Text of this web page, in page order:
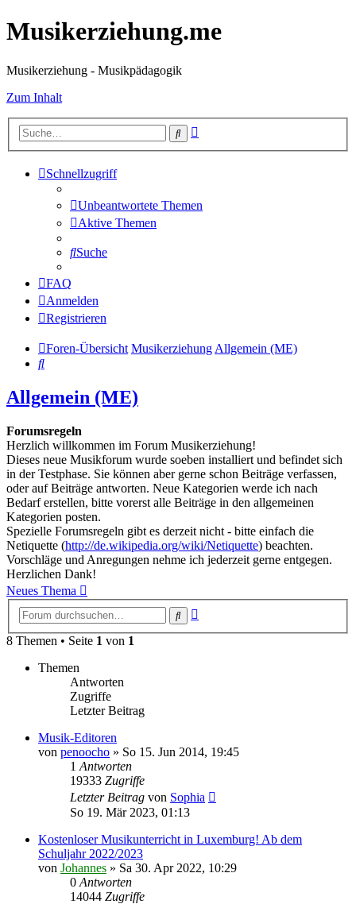
Musikerziehung.me
Musikerziehung - Musikpädagogik
Zum Inhalt
Suche
Schnellzugriff
Unbeantwortete Themen
Aktive Themen
Suche
FAQ
Anmelden
Registrieren
Foren-Übersicht MusikerziehungAllgemein (ME)
Suche
Allgemein (ME)
Forumsregeln
Herzlich willkommen im Forum Musikerziehung!
Dieses neue Musikforum wurde soeben installiert und befindet sich
in der Testphase. Sie können aber gerne schon Beiträge verfassen,
oder auf Beiträge antworten. Neue Kategorien werde ich nach
Bedarf erstellen, bitte vorerst alle Beiträge in den allgemeinen
Kategorien posten.
Spezielle Forumsregeln gibt es derzeit nicht - bitte einfach die
Netiquette (http://de.wikipedia.org/wiki/Netiquette) beachten.
Vorschläge und Anregungen nehme ich jederzeit gerne entgegen.
Herzlichen Dank!
Neues Thema
Suche
8 Themen • Seite 1 von 1
Themen
Antworten
Zugriffe
Letzter Beitrag
Musik-Editoren
von penoocho » So 15. Jun 2014, 19:45
1 Antworten
19333 Zugriffe
Letzter Beitrag von Sophia
So 19. Mär 2023, 01:13
Kostenloser Musikunterricht in Luxemburg! Ab dem
Schuljahr 2022/2023
von Johannes » Sa 30. Apr 2022, 10:29
0 Antworten
14044 Zugriffe